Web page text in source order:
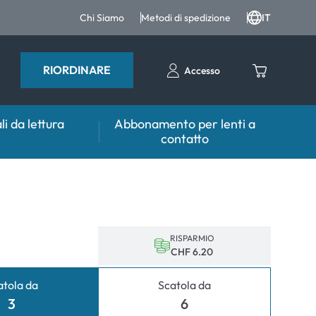
Chi Siamo Metodi di spedizione IT
RIORDINARE Accesso
l'utilizzo
da lettura
Abbonamento per lenti a
contatto
da
3
RISPARMIO
CHF 6.20
Scatola da
6